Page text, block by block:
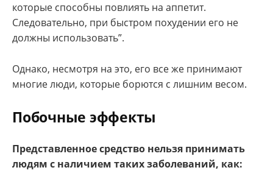
которые способны повлиять на аппетит.
Следовательно, при быстром похудении его не
должны использовать”.
Однако, несмотря на это, его все же принимают
многие люди, которые борются с лишним весом.
Побочные эффекты
Представленное средство нельзя принимать
людям с наличием таких заболеваний, как: